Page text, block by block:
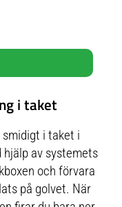
i taket
i taket i
av systemets
och förvara
på golvet. När